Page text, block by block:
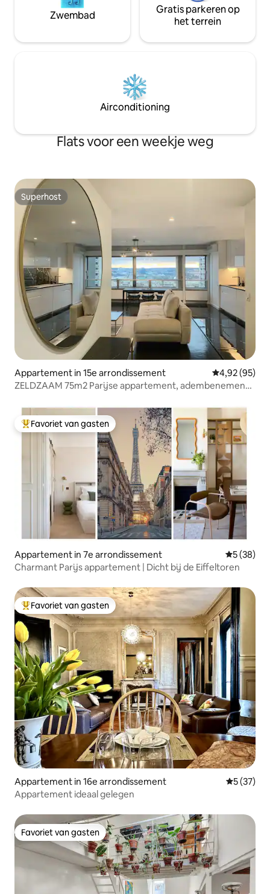
Zwembad
Gratis parkeren op
het terrein
Airconditioning
Flats voor een weekje weg
Superhost
Superhost
Appartement in 15e arrondissement Gemiddelde
4,92 (95)
ZELDZAAM 75m2 Parijse appartement, adembenemend
Topfavoriet van gasten
Favoriet van gasten
Appartement in 7e arrondissement
5 (38)
Charmant Parijs appartement | Dicht bij de Eiffeltoren
Topfavoriet van gasten
Favoriet van gasten
Appartement in 16e arrondissement
5 (37)
Appartement ideaal gelegen
Favoriet van gasten
Favoriet van gasten